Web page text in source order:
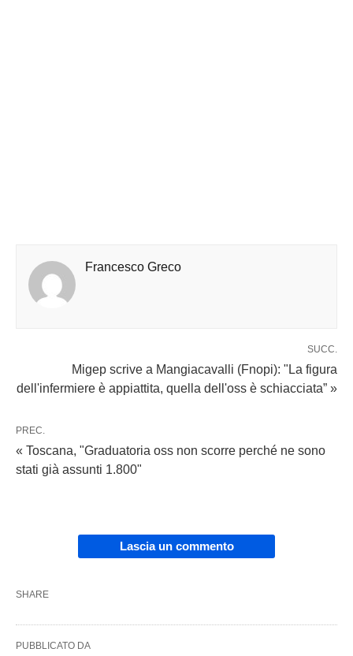
Francesco Greco
SUCC.
Migep scrive a Mangiacavalli (Fnopi): "La figura
dell'infermiere è appiattita, quella dell'oss è schiacciata” »
PREC.
« Toscana, "Graduatoria oss non scorre perché ne sono
stati già assunti 1.800"
Lascia un commento
SHARE
PUBBLICATO DA